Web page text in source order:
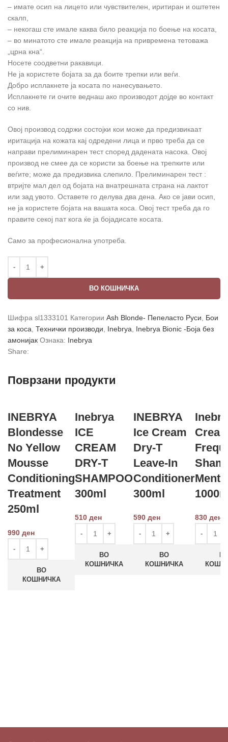
– имате осип на лицето или чувствителен, иритиран и оштетен
скалп,
– некогаш сте имале каква било реакција по боење на косата,
– во минатото сте имале реакција на привремена тетоважа
„црна кна“.
Носете соодветни ракавици.
Не ја користете бојата за да боите трепки или веѓи.
Добро исплакнете ја косата по нанесувањето.
Исплакнете ги очите веднаш ако производот дојде во контакт
со нив.
Овој производ содржи состојки кои може да предизвикаат
иритација на кожата кај одредени лица и прво треба да се
направи прелиминарен тест според дадената насока. Овој
производ не смее да се користи за боење на трепките или
веѓите; може да предизвика слепило. Прелиминарен тест :
втријте мал дел од бојата на внатрешната страна на лактот
или зад увото. Оставете го делува два дена. Ако се јави осип,
не ја користете бојата на вашата коса. Овој тест треба да го
правите секој пат кога ќе ја бојадисате косата.
Само за професионална употреба.
ВО КОШНИЧКА
Шифра sl1333101 Категории Ash Blonde- Пепеласто Руси
Бои
за коса Технички производи Inebrya
Inebrya Bionic -Боја без
амонијак Ознака: Inebrya
Share:
Поврзани продукти
INEBRYA
Blondesse
No Yellow
Mousse
Conditioning
Treatment
250ml
990 ден
ВО
КОШНИЧКА
Inebrya
ICE
CREAM
DRY-T
SHAMPOO
300ml
510 ден
ВО
КОШНИЧКА
INEBRYA
Ice Cream
Dry-T
Leave-In
Conditioner
300ml
590 ден
ВО
КОШНИЧКА
Menta
830 ден